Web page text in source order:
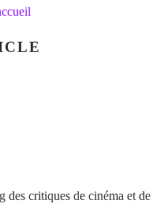
des critiques de cinéma et de